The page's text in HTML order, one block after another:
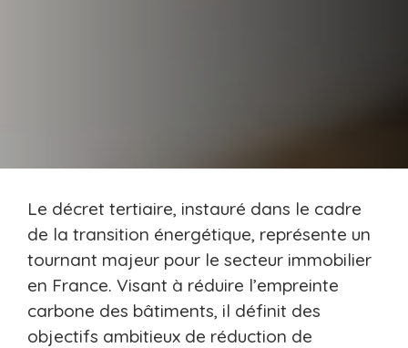
Le décret tertiaire, instauré dans le cadre
de la transition énergétique, représente un
tournant majeur pour le secteur immobilier
en France. Visant à réduire l’empreinte
carbone des bâtiments, il définit des
objectifs ambitieux de réduction de